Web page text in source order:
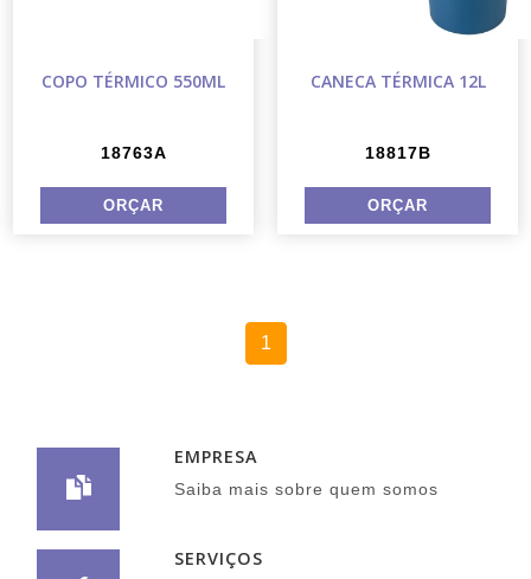
COPO TÉRMICO 550ML
18763A
CANECA TÉRMICA 12L
18817B
1
EMPRESA
Saiba mais sobre quem somos
SERVIÇOS